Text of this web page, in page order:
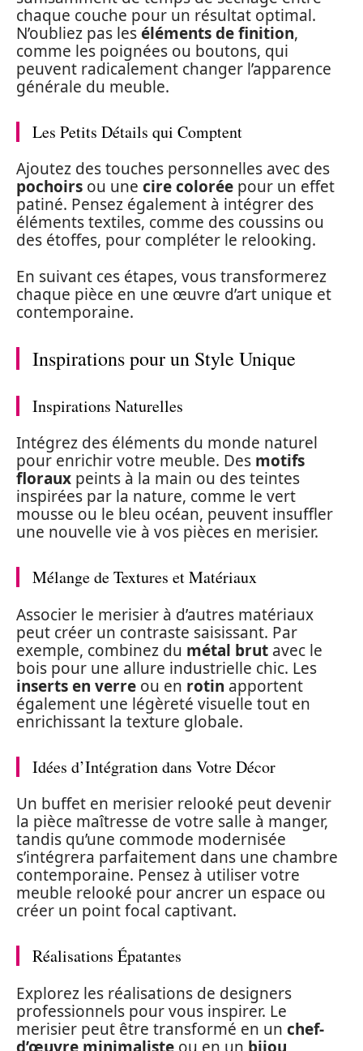
chaque couche pour un résultat optimal.
N’oubliez pas leséléments de finition,
comme les poignées ou boutons, qui
peuvent radicalement changer l’apparence
générale du meuble.
Les Petits Détails qui Comptent
Ajoutez des touches personnelles avec des
pochoirs ou une cire colorée pour un effet
patiné. Pensez également à intégrer des
éléments textiles, comme des coussins ou
des étoffes, pour compléter le relooking.
En suivant ces étapes, vous transformerez
chaque pièce en une œuvre d’art unique et
contemporaine.
Inspirations pour un Style Unique
Inspirations Naturelles
Intégrez des éléments du monde naturel
pour enrichir votre meuble. Des motifs
floraux peints à la main ou des teintes
inspirées par la nature, comme le vert
mousse ou le bleu océan, peuvent insuffler
une nouvelle vie à vos pièces en merisier.
Mélange de Textures et Matériaux
Associer le merisier à d’autres matériaux
peut créer un contraste saisissant. Par
exemple, combinez du métal brut avec le
bois pour une allure industrielle chic. Les
inserts en verre ou en rotin apportent
également une légèreté visuelle tout en
enrichissant la texture globale.
Idées d’Intégration dans Votre Décor
Un buffet en merisier relooké peut devenir
la pièce maîtresse de votre salle à manger,
tandis qu’une commode modernisée
s’intégrera parfaitement dans une chambre
contemporaine. Pensez à utiliser votre
meuble relooké pour ancrer un espace ou
créer un point focal captivant.
Réalisations Épatantes
Explorez les réalisations de designers
professionnels pour vous inspirer. Le
merisier peut être transformé en un chef-
d’œuvre minimaliste ou en un bijou